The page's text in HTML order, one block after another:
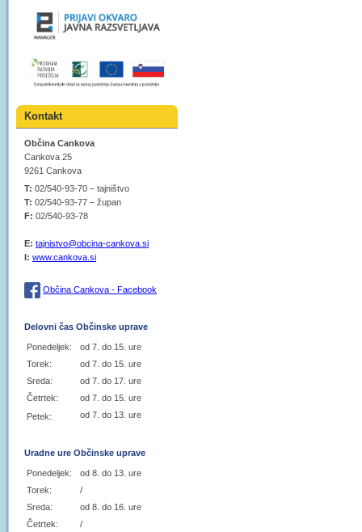
Kontakt
Občina Cankova
Cankova 25
9261 Cankova
T: 02/540-93-70 – tajništvo
T: 02/540-93-77 – župan
F: 02/540-93-78
E: tajnistvo@obcina-cankova.si
I: www.cankova.si
Občina Cankova - Facebook
Delovni čas Občinske uprave
Ponedeljek:
od 7. do 15. ure
Torek:
od 7. do 15. ure
Sreda:
od 7. do 17. ure
Četrtek:
od 7. do 15. ure
Petek:
od 7. do 13. ure
Uradne ure Občinske uprave
Ponedeljek:
od 8. do 13. ure
Torek:
/
Sreda:
od 8. do 16. ure
Četrtek:
/